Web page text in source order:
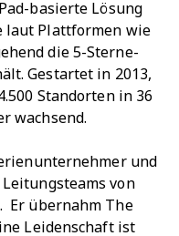
basierte Lösung
laut Plattformen wie
die 5-Sterne-
Gestartet in 2013,
Standorten in 36
wachsend.
und
von
Er übernahm The
Leidenschaft ist